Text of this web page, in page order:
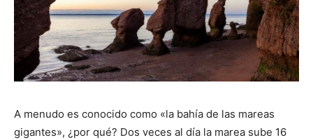
A menudo es conocido como «la bahía de las mareas
gigantes», ¿por qué? Dos veces al día la marea sube 16